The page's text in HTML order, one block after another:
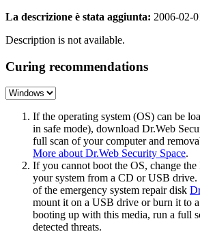
La descrizione è stata aggiunta: 2006-02-
Description is not available.
Curing recommendations
If the operating system (OS) can be
in safe mode), download Dr.Web
full scan of your computer and
More about Dr.Web Security Space.
If you cannot boot the OS, change
your system from a CD or USB
of the emergency system repair disk
mount it on a USB drive or burn it to
booting up with this media, run a full
detected threats.